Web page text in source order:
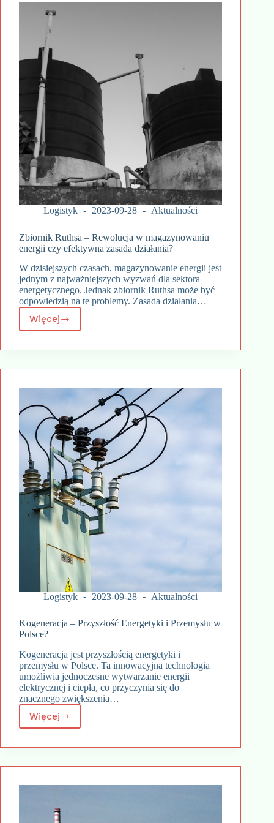
Logistyk 2023-09-28 Aktualności
Zbiornik Ruthsa – Rewolucja w magazynowaniu
energii czy efektywna zasada działania?
W dzisiejszych czasach, magazynowanie energii jest
jednym z najważniejszych wyzwań dla sektora
energetycznego. Jednak zbiornik Ruthsa może być
odpowiedzią na te problemy. Zasada działania…
WięcejZbiornik
Ruthsa
w
energii
czy
efektywna
zasada
działania?
Logistyk 2023-09-28 Aktualności
Kogeneracja – Przyszłość Energetyki i Przemysłu w
Polsce?
Kogeneracja jest przyszłością energetyki i
przemysłu w Polsce. Ta innowacyjna technologia
umożliwia jednoczesne wytwarzanie energii
elektrycznej i ciepła, co przyczynia się do
znacznego zwiększenia…
WięcejKogeneracja
–
i
w